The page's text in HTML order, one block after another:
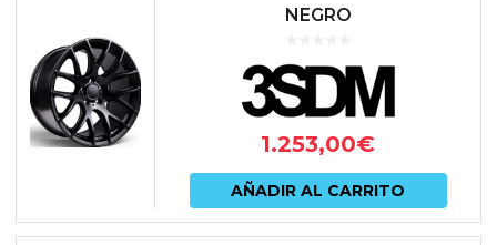
NEGRO
1.253,00€
AÑADIR AL CARRITO